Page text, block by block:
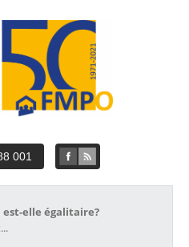
001
elle égalitaire?